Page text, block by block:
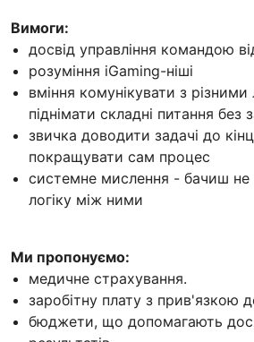
Вимоги:
досвід управління командою
розуміння iGaming-ніші
вміння комунікувати з
піднімати складні питання без
звичка доводити задачі до
покращувати сам процес
системне мислення - бачиш не
логіку між ними
Ми пропонуємо:
медичне страхування.
заробітну плату з прив'язкою
бюджети, що допомагають